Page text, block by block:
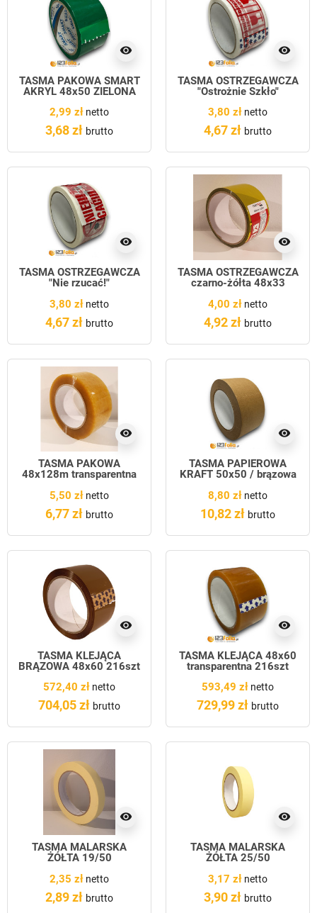
visibility
TAŚMA PAKOWA SMART
AKRYL 48x50 ZIELONA
2,99 zł netto
3,68 zł brutto
visibility
TAŚMA OSTRZEGAWCZA
"Ostrożnie Szkło"
3,80 zł netto
4,67 zł brutto
visibility
TAŚMA OSTRZEGAWCZA
"Nie rzucać!"
3,80 zł netto
4,67 zł brutto
visibility
TAŚMA OSTRZEGAWCZA
czarno-żółta 48x33
4,00 zł netto
4,92 zł brutto
visibility
TAŚMA PAKOWA
48x128m transparentna
5,50 zł netto
6,77 zł brutto
visibility
TAŚMA PAPIEROWA
KRAFT 50x50 / brązowa
8,80 zł netto
10,82 zł brutto
visibility
TAŚMA KLEJĄCA
BRĄZOWA 48x60 216szt
572,40 zł netto
704,05 zł brutto
visibility
TAŚMA KLEJĄCA 48x60
transparentna 216szt
593,49 zł netto
729,99 zł brutto
visibility
TAŚMA MALARSKA
ŻÓŁTA 19/50
2,35 zł netto
2,89 zł brutto
visibility
TAŚMA MALARSKA
ŻÓŁTA 25/50
3,17 zł netto
3,90 zł brutto